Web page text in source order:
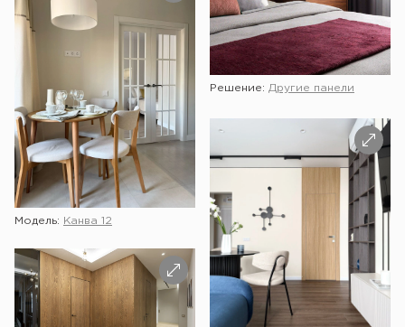
Решение: Другие панели
Модель: Канва 12